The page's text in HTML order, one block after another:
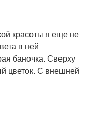
красоты я еще не
в ней
баночка. Сверху
цветок. С внешней